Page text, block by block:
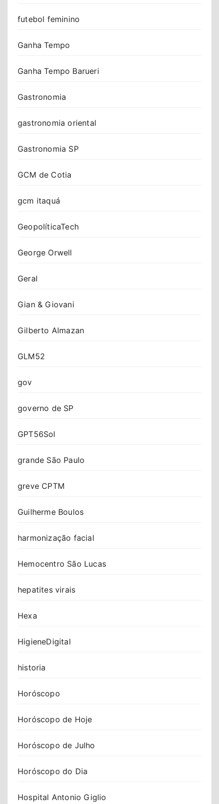
futebol feminino
Ganha Tempo
Ganha Tempo Barueri
Gastronomia
gastronomia oriental
Gastronomia SP
GCM de Cotia
gcm itaquá
GeopolíticaTech
George Orwell
Geral
Gian & Giovani
Gilberto Almazan
GLM52
gov
governo de SP
GPT56Sol
grande São Paulo
greve CPTM
Guilherme Boulos
harmonização facial
Hemocentro São Lucas
hepatites virais
Hexa
HigieneDigital
historia
Horóscopo
Horóscopo de Hoje
Horóscopo de Julho
Horóscopo do Dia
Hospital Antonio Giglio